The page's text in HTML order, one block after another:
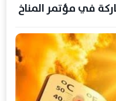
في مؤتمر المناخ